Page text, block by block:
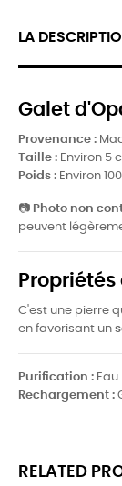
LA
Galet
Provenance :
Taille : Environ 5
Poids : Environ
📷 Photo non
peuvent
C'est une pierre
en favorisant un
Purification : Eau
Rechargement :
RELATED